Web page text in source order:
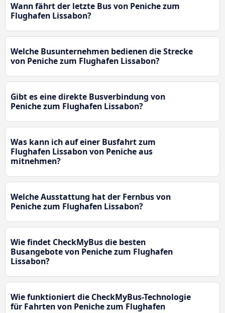
Wann fährt der letzte Bus von Peniche zum
Flughafen Lissabon?
Welche Busunternehmen bedienen die Strecke
von Peniche zum Flughafen Lissabon?
Gibt es eine direkte Busverbindung von
Peniche zum Flughafen Lissabon?
Was kann ich auf einer Busfahrt zum
Flughafen Lissabon von Peniche aus
mitnehmen?
Welche Ausstattung hat der Fernbus von
Peniche zum Flughafen Lissabon?
Wie findet CheckMyBus die besten
Busangebote von Peniche zum Flughafen
Lissabon?
Wie funktioniert die CheckMyBus-Technologie
für Fahrten von Peniche zum Flughafen